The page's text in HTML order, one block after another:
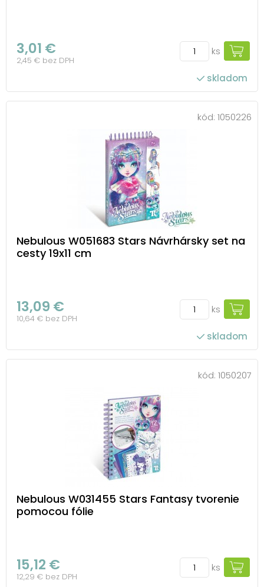
3,01 €
2,45 € bez DPH
ks
skladom
kód: 1050226
Nebulous W051683 Stars Návrhársky set na
cesty 19x11 cm
13,09 €
10,64 € bez DPH
ks
skladom
kód: 1050207
Nebulous W031455 Stars Fantasy tvorenie
pomocou fólie
15,12 €
12,29 € bez DPH
ks